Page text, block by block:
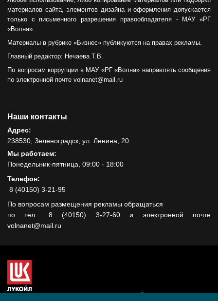
материалов сайта, элементов дизайна и оформления допускается
только с письменного разрешения правообладателя - МАУ «РГ
«Волна».
Материалы в рубрике «Бизнес» публикуются на правах рекламы.
Главный редактор: Нечаева Т.В.
По вопросам коррупции в МАУ «РГ «Волна» направлять сообщения
по электронной почте volnanet@mail.ru
Наши контакты
Адрес:
238530, Зеленоградск, ул. Ленина, 20
Мы работаем:
Понедельник-пятница, 09:00 - 18:00
Телефон:
8 (40150) 3-21-95
По вопросам размещения рекламы обращаться
по тел.: 8 (40150) 3-27-60 и электронной почте
volnanet@mail.ru